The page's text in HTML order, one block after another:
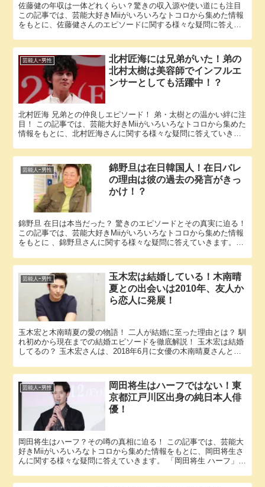
佐藤健の年収は一体どれくらい？驚きの収入源や使い道にも注目
この記事では、芸能大好きMiiがいろいろなトコロから集めた情報
をもとに、佐藤健さんのエピソードに関する様々な疑問に答えて
芸能人ｰ男性
北村匠海には兄弟がいた！弟の
北村太樹は美容師でインフルエ
ンサーとしても活躍中！？
北村匠海 兄弟との仲良しエピソード！ 弟・太樹との温かい絆に注
目！ この記事では、芸能大好きMiiがいろいろなトコロから集めた
情報をもとに、北村匠海さんに関する様々な疑問に答えていきま
芸能人ｰ男性
錦野旦は在日韓国人！在日バレ
の理由は彼の過去の発言がきっ
かけ！？
錦野旦 在日は本当だった？ 驚きのエピソードとその真実に迫る！
この記事では、芸能大好きMiiがいろいろなトコロから集めた情報
をもとに 、錦野旦さんに関する様々な疑問に答えていきます。
芸能人ｰ男性
玉木宏は結婚している！木南晴
夏との出会いは2010年、友人か
ら恋人に発展！
玉木宏と木南晴夏の愛の物語！ 二人が結婚に至った理由とは？ 馴
れ初めから現在までの結婚エピソードを徹底解説！ 玉木宏は結婚
してるの？ 玉木宏さんは、2018年6月に女優の木南晴夏さんと結
芸能人ｰ男性
岡田将生はハーフではない！東
京都江戸川区出身の純日本人俳
優！
岡田将生はハーフ？その噂の真相に迫る！ この記事では、芸能大
好きMiiがいろいろなトコロから集めた情報をもとに、岡田将生さ
んに関する様々な疑問に答えていきます。 「岡田将生 ハーフ」と